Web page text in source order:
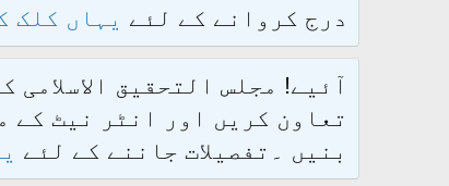
درج کروانے کے لئے یہاں کلک
آئیے! مجلس التحقیق
تعاون کریں اور انٹر نیٹ کے
بنیں ۔تفصیلات جاننے کے لئے